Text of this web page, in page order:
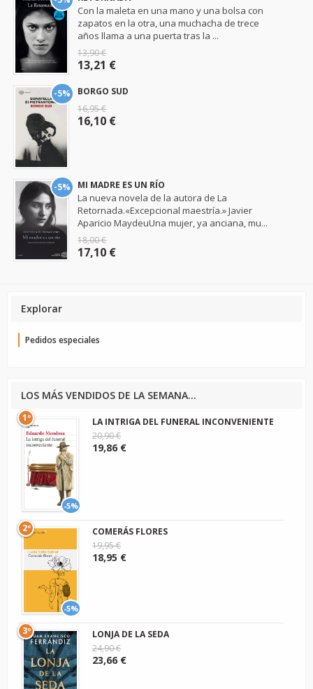
Con la maleta en una mano y una bolsa con
zapatos en la otra, una muchacha de trece
años llama a una puerta tras la ...
13,90 €
13,21 €
-5%
BORGO SUD
16,95 €
16,10 €
-5% MI MADRE ES UN RÍO
La nueva novela de la autora de La
Retornada.«Excepcional maestría.» Javier
Aparicio MaydeuUna mujer, ya anciana, mu...
18,00 €
17,10 €
Explorar
Pedidos especiales
LOS MÁS VENDIDOS DE LA SEMANA...
-5%
1º
LA INTRIGA DEL FUNERAL INCONVENIENTE
20,90 €
19,86 €
-5%
2º
COMERÁS FLORES
19,95 €
18,95 €
3º
LONJA DE LA SEDA
24,90 €
23,66 €